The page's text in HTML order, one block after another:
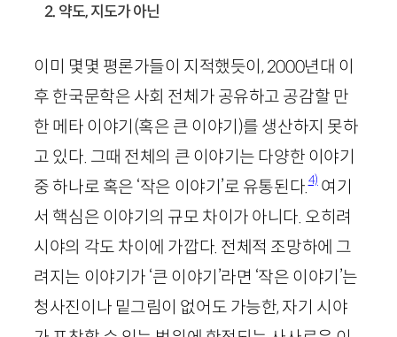
2. 약도, 지도가 아닌
이미 몇몇 평론가들이 지적했듯이,2000년대 이
후 한국문학은 사회 전체가 공유하고 공감할 만
한 메타 이야기(혹은 큰 이야기)를 생산하지 못하
고 있다. 그때 전체의 큰 이야기는 다양한 이야기
중 하나로 혹은 ‘작은 이야기’로 유통된다.4)여기
서 핵심은 이야기의 규모 차이가 아니다. 오히려
시야의 각도 차이에 가깝다. 전체적 조망하에 그
려지는 이야기가 ‘큰 이야기’라면 ‘작은 이야기’는
청사진이나 밑그림이 없어도 가능한, 자기 시야